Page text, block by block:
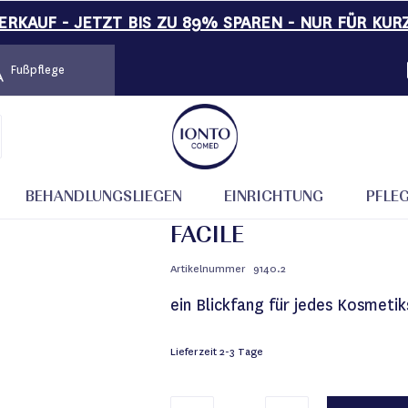
- JETZT BIS ZU 89% SPAREN - NUR FÜR
Fußpflege
BEHANDLUNGSLIEGEN EINRICHTUNG
FACILE
Artikelnummer 9140.2
ein Blickfang für jedes
Lieferzeit2-3 Tage